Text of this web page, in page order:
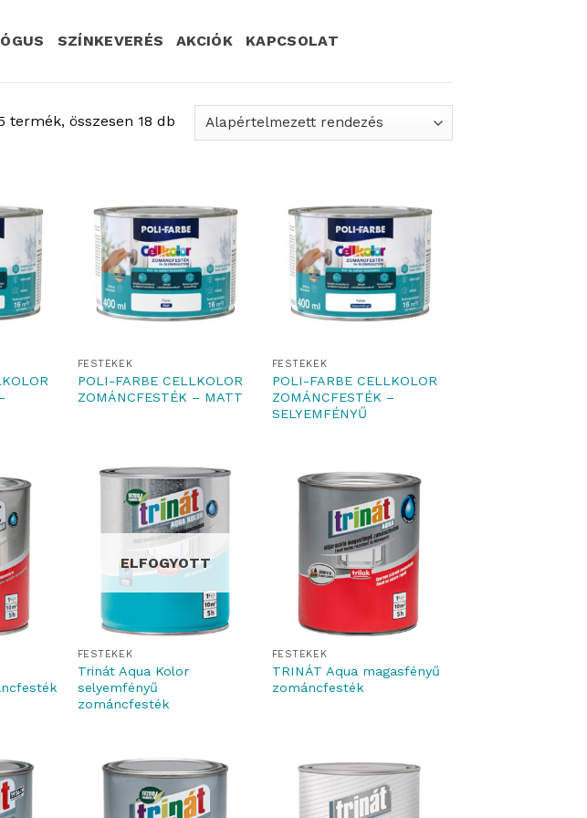
SZÍNKEVERÉS AKCIÓK KAPCSOLAT
termék, összesen 18 db
FESTÉKEK
POLI-FARBE CELLKOLOR
ZOMÁNCFESTÉK – MATT
FESTÉKEK
POLI-FARBE CELLKOLOR
ZOMÁNCFESTÉK –
SELYEMFÉNYŰ
ELFOGYOTT
FESTÉKEK
Trinát Aqua Kolor
selyemfényű
zománcfesték
FESTÉKEK
TRINÁT Aqua magasfényű
zománcfesték